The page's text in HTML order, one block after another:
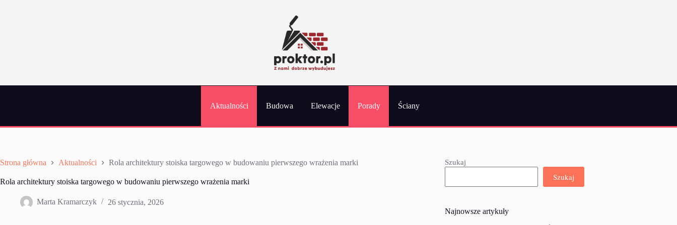
Aktualności Budowa Elewacje Porady Ściany
Strona główna Aktualności Rola architektury stoiska targowego w budowaniu pierwszego wrażenia marki
Rola architektury stoiska targowego w budowaniu pierwszego wrażenia marki
Marta Kramarczyk 26 stycznia, 2026
Szukaj
Szukaj
Najnowsze artykuły